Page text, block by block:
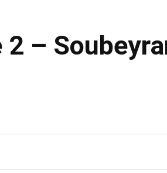
–